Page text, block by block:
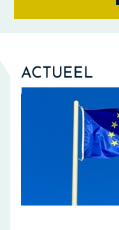
ACTUEEL